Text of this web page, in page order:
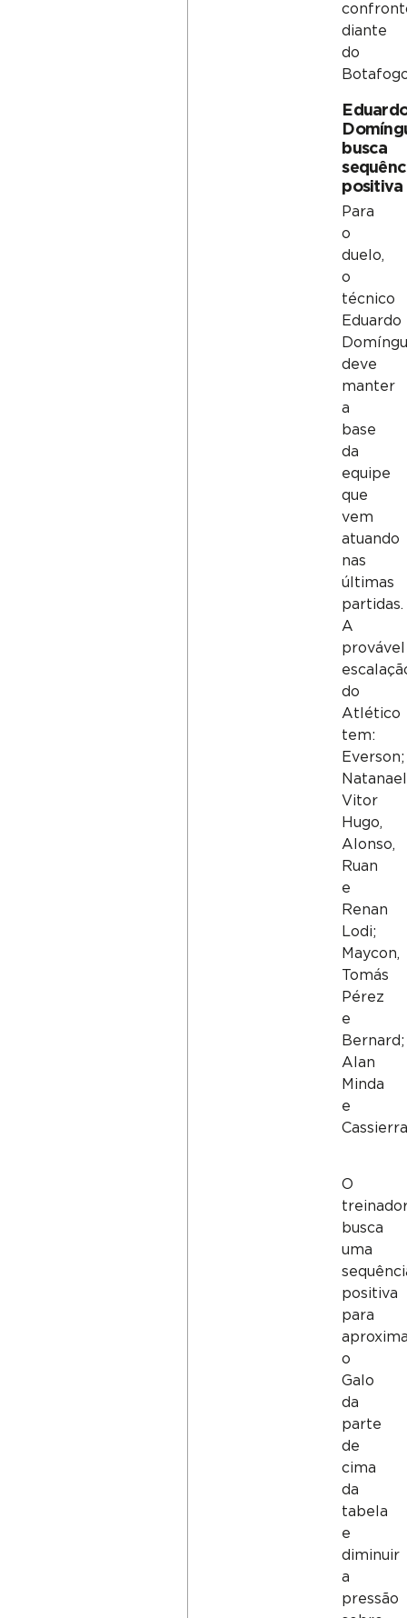
diante
do
busca
positiva
Para
o
duelo,
o
técnico
Eduardo
deve
manter
a
base
da
equipe
que
vem
atuando
nas
últimas
partidas.
A
provável
do
Atlético
tem:
Everson;
Vitor
Hugo,
Alonso,
Ruan
e
Renan
Lodi;
Maycon,
Tomás
Pérez
e
Bernard;
Alan
Minda
e
O
busca
uma
positiva
para
o
Galo
da
parte
de
cima
da
tabela
e
diminuir
a
pressão